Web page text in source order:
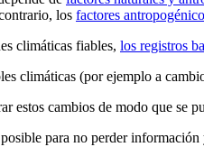
los factores
climáticas fiables, los registros
climáticas (por ejemplo a
estos cambios de modo que se
para no perder